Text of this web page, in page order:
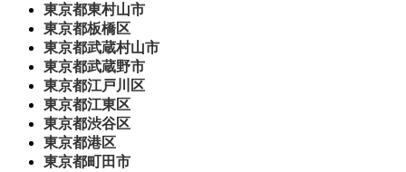
東京都東村山市
東京都板橋区
東京都武蔵村山市
東京都武蔵野市
東京都江戸川区
東京都江東区
東京都渋谷区
東京都港区
東京都町田市